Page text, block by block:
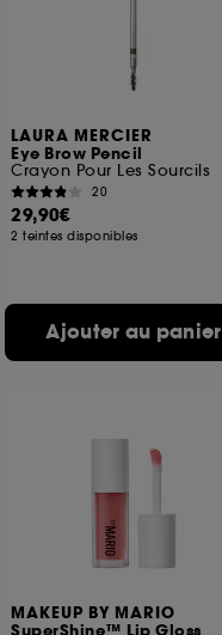
LAURA MERCIER
Eye Brow Pencil
Crayon Pour Les Sourcils
20
29,90€
2 teintes disponibles
Ajouter au panier
MAKEUP BY MARIO